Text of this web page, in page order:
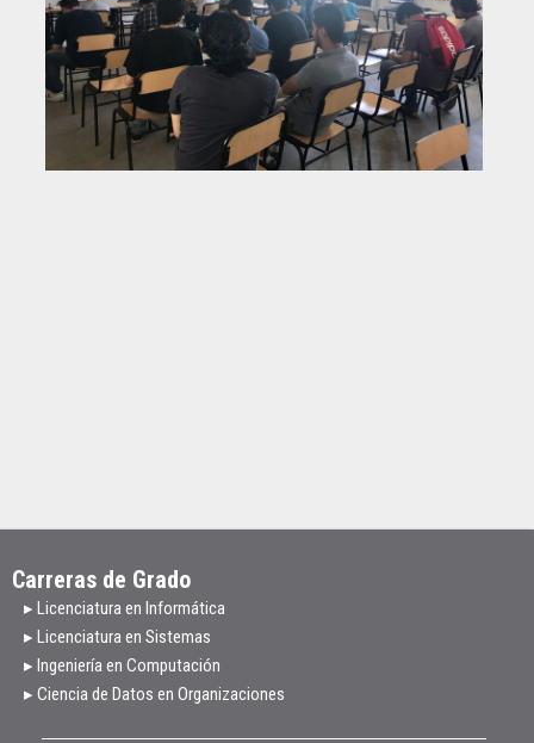
Carreras de Grado
▸ Licenciatura en Informática
▸ Licenciatura en Sistemas
▸ Ingeniería en Computación
▸ Ciencia de Datos en Organizaciones